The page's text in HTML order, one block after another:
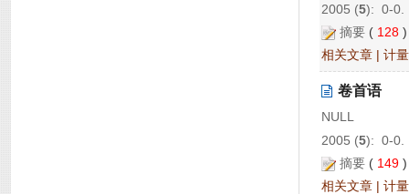
2005 (5): 0-0.
摘要 ( 128
相关文章 | 计
卷首语
NULL
2005 (5): 0-0.
摘要 ( 149
相关文章 | 计